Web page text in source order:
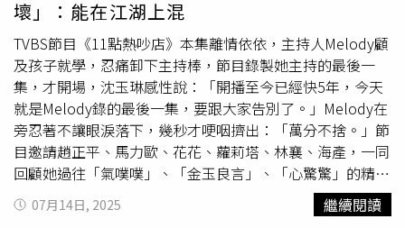
煮青蛙」，等他察覺到不妙的時候，已經負債3000萬，龐
大的生活壓力瞬間襲來。所幸，沈玉琳在太太的鼓勵與支持
下，他鼓起勇氣從幕後轉戰幕前，才迎來事業新的轉機。他
也進一步剖析自己能在演藝圈站穩腳步的關鍵：「當時談話
性節目逐漸興起，市場對於『會說故事』的藝人需求大增，
不需要俊男美女，會講就好。」他笑稱：「我就是會講的那
個。」並抓住機會，在天時、地利、人和的加持下，順利在
演藝圈闖出一片天。
壞」：能在江湖上混
TVBS節目《11點熱吵店》本集離情依依，主持人Melody顧
及孩子就學，忍痛卸下主持棒，節目錄製她主持的最後一
集，才開場，沈玉琳感性說：「開播至今已經快5年，今天
就是Melody錄的最後一集，要跟大家告別了。」Melody在
旁忍著不讓眼淚落下，幾秒才哽咽擠出：「萬分不捨。」節
目邀請趙正平、馬力歐、花花、蘿莉塔、林襄、海產，一同
回顧她過往「氣噗噗」、「金玉良言」、「心驚驚」的精采
片段，Melody邊笑邊吐露心聲：「我都學壞了，但我現在
很能在江湖上混，別人說的話我都能聽懂！」為了讓
07月14日, 2025 繼續閱讀